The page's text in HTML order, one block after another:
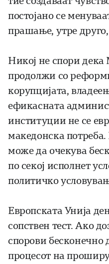
постојано се
прашање, утре друго,
Никој не спори
продолжи со
корупцијата,
ефикасната
институции не се
македонска
може да очекува
по секој исполнет
политичко
Европската Унија
сопствен тест. Ако
спорови бесконечно
процесот на